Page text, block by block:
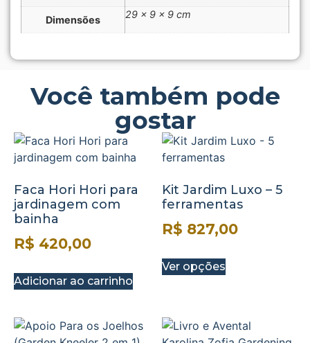
Dimensões 29 × 9 × 9 cm
Você também pode
gostar
Faca Hori Hori para
jardinagem com
bainha
R$ 420,00
Adicionar ao carrinho
Kit Jardim Luxo – 5
ferramentas
R$ 827,00
Ver opções